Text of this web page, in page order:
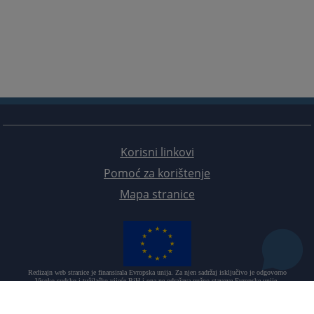
Korisni linkovi
Pomoć za korištenje
Mapa stranice
Redizajn web stranice je finansirala Evropska unija. Za njen sadržaj isključivo je odgovorno
Visoko sudsko i tužilačko vijeće BiH i ona ne odražava nužno stavove Evropske unije.